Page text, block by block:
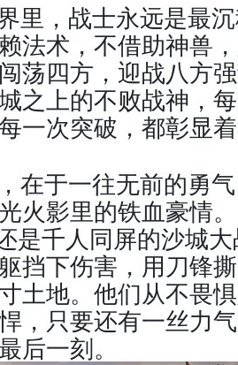
里，战士永远是最
法术，不借助神兽
荡四方，迎战八方
之上的不败战神，
一次突破，都彰显
在于一往无前的勇
火影里的铁血豪情
是千人同屏的沙城
挡下伤害，用刀锋
土地。他们从不畏
，只要还有一丝力
后一刻。